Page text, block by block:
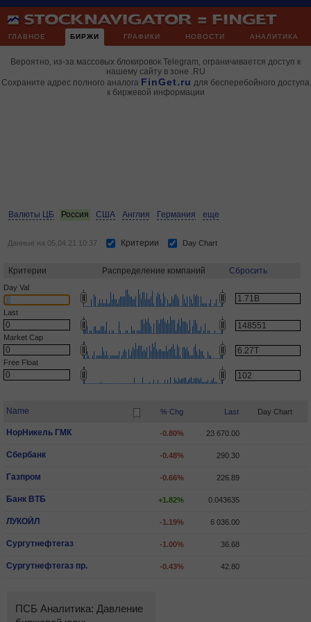
ГЛАВНОЕ БИРЖИ ГРАФИКИ НОВОСТИ АНАЛИТИКА
Вероятно, из-за массовых блокировок Telegram, ограничивается доступ к
нашему сайту в зоне .RU
Сохраните адрес полного аналога FinGet.ru для бесперебойного доступа
к биржевой информации
Валюты ЦБ Россия США Англия Германия еще
Данные на 05.04.21 10:37 Критерии Day Chart
Критерии Распределение компаний Сбросить
Day Val
Last
Market Cap
Free Float
Name % Chg Last Day Chart
НорНикель ГМК -0.80% 23 670.00
Сбербанк -0.48% 290.30
Газпром -0.66% 226.89
Банк ВТБ +1.82% 0.043635
ЛУКОЙЛ -1.19% 6 036.00
Сургутнефтегаз -1.00% 36.68
Сургутнефтегаз пр. -0.43% 42.80
ПСБ Аналитика: Давление